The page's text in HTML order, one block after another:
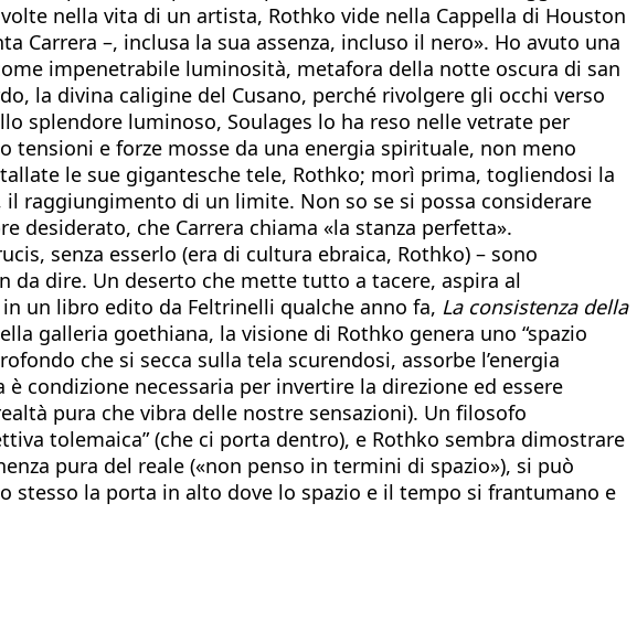
nella vita di un artista, Rothko vide nella Cappella di Houston
Carrera –, inclusa la sua assenza, incluso il nero». Ho avuto una
impenetrabile luminosità, metafora della notte oscura di san
la divina caligine del Cusano, perché rivolgere gli occhi verso
splendore luminoso, Soulages lo ha reso nelle vetrate per
tensioni e forze mosse da una energia spirituale, non meno
le sue gigantesche tele, Rothko; morì prima, togliendosi la
raggiungimento di un limite. Non so se si possa considerare
desiderato, che Carrera chiama «la stanza perfetta».
senza esserlo (era di cultura ebraica, Rothko) – sono
da dire. Un deserto che mette tutto a tacere, aspira al
un libro edito da Feltrinelli qualche anno fa, La consistenza della
galleria goethiana, la visione di Rothko genera uno “spazio
che si secca sulla tela scurendosi, assorbe l’energia
condizione necessaria per invertire la direzione ed essere
pura che vibra delle nostre sensazioni). Un filosofo
tolemaica” (che ci porta dentro), e Rothko sembra dimostrare
pura del reale («non penso in termini di spazio»), si può
stesso la porta in alto dove lo spazio e il tempo si frantumano e